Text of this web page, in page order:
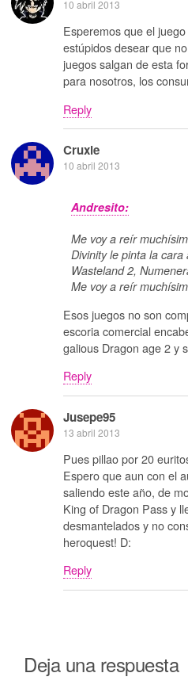
10 abril 2013
Esperemos que el
estúpidos desear que
juegos salgan de esta
para nosotros, los
Reply
Cruxie
10 abril 2013
Andresito:
Me voy a reír
Divinity le pinta la cara
Wasteland 2,
Me voy a reír
Esos juegos no son
escoria comercial
galious Dragon age 2 y
Reply
Jusepe95
13 abril 2013
Pues pillao por 20
Espero que aun con el
saliendo este año, de
King of Dragon Pass y
desmantelados y no
heroquest! D:
Reply
Deja una respuesta